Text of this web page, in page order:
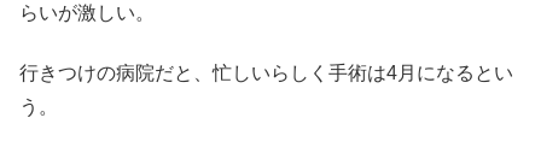
らいが激しい。
行きつけの病院だと、忙しいらしく手術は4月になるとい
う。